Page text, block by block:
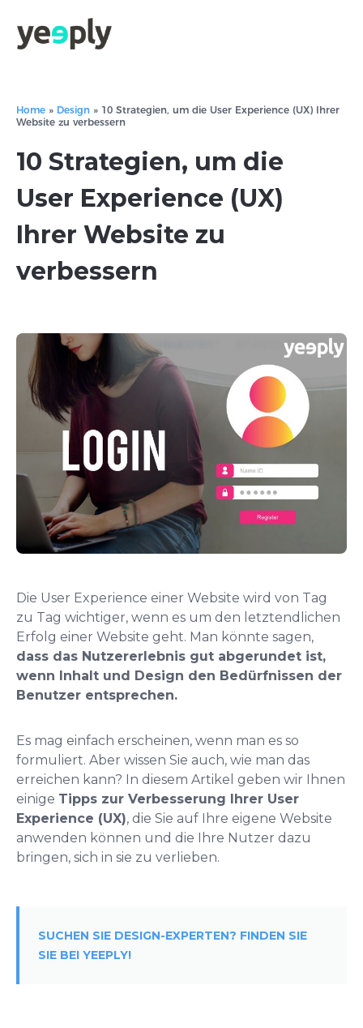
Home » Design » 10 Strategien, um die User Experience (UX) Ihrer
Website zu verbessern
10 Strategien, um die
User Experience (UX)
Ihrer Website zu
verbessern
Die User Experience einer Website wird von Tag
zu Tag wichtiger, wenn es um den letztendlichen
Erfolg einer Website geht. Man könnte sagen,
dass das Nutzererlebnis gut abgerundet ist,
wenn Inhalt und Design den Bedürfnissen der
Benutzer entsprechen.
Es mag einfach erscheinen, wenn man es so
formuliert. Aber wissen Sie auch, wie man das
erreichen kann? In diesem Artikel geben wir Ihnen
einige Tipps zur Verbesserung Ihrer User
Experience (UX), die Sie auf Ihre eigene Website
anwenden können und die Ihre Nutzer dazu
bringen, sich in sie zu verlieben.
SUCHEN SIE DESIGN-EXPERTEN? FINDEN SIE
SIE BEI YEEPLY!